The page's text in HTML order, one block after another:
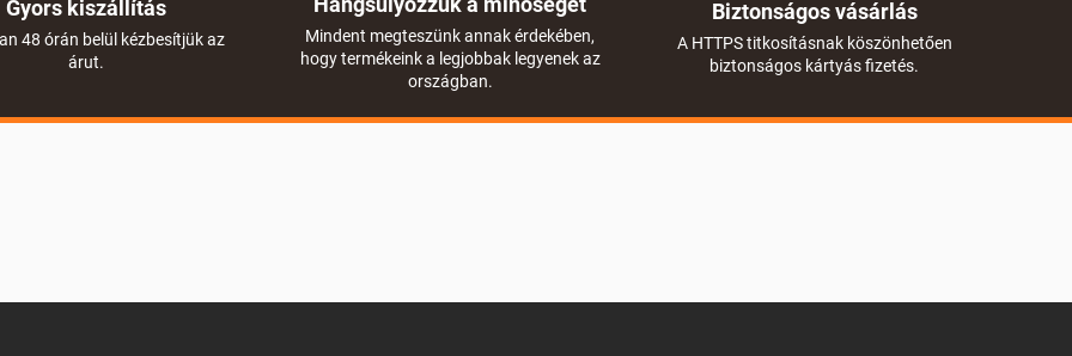
Gyors kiszállítás
48 órán belül kézbesítjük az
árut.
Mindent megteszünk annak érdekében,
hogy termékeink a legjobbak legyenek az
országban.
Biztonságos vásárlás
A HTTPS titkosításnak köszönhetően
biztonságos kártyás fizetés.